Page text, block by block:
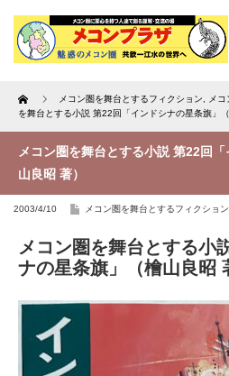
Home メコン圏を舞台とするフィクション メ
を舞台とする小説 第22回「インドシナの星条旗」（
メコン圏を舞台とする小説 第22回
山良昭 著）
2003/4/10 メコン圏を舞台とするフィクション
メコン圏を舞台とする小
ナの星条旗」（檜山良昭